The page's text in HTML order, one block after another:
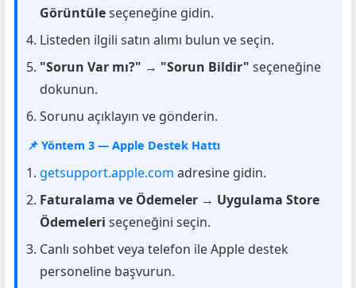
Görüntüleseçeneğine gidin.
Listeden ilgili satın alımı bulun ve seçin.
"Sorun Var mı?" → "Sorun Bildir" seçeneğine
dokunun.
Sorunu açıklayın ve gönderin.
📌 Yöntem 3 — Apple Destek Hattı
getsupport.apple.com adresine gidin.
Faturalama ve Ödemeler → Uygulama Store
Ödemeleri seçeneğini seçin.
Canlı sohbet veya telefon ile Apple destek
personeline başvurun.